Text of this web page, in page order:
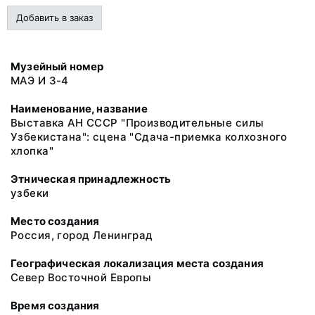
Добавить в заказ
Музейный номер
МАЭ И 3-4
Наименование, название
Выставка АН СССР "Производительные силы
Узбекистана": сцена "Сдача-приемка колхозного
хлопка"
Этническая принадлежность
узбеки
Место создания
Россия, город Ленинград
Географическая локализация места создания
Север Восточной Европы
Время создания